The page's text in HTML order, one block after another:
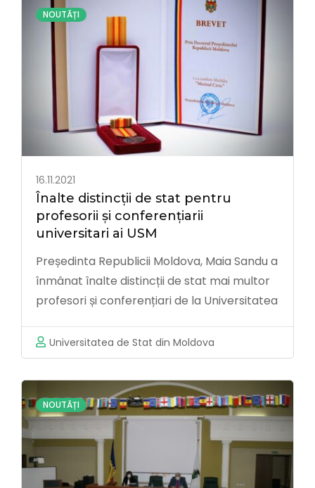
Efim CHILARI; președintele Confederației
Naționale …
NOUTĂȚI
16.11.2021
Înalte distincții de stat pentru
profesorii și conferențiarii
universitari ai USM
Președinta Republicii Moldova, Maia Sandu a
înmânat înalte distincții de stat mai multor
profesori și conferențiari de la Universitatea
deosebite în dezvoltarea învățământului
universitar, contribuție substanțială la
pregătirea specialiștilor de înaltă calificare,
activitate metodico-științifică prodigioasă”.
Comunitatea academică a Universității …
Universitatea de Stat din Moldova
NOUTĂȚI